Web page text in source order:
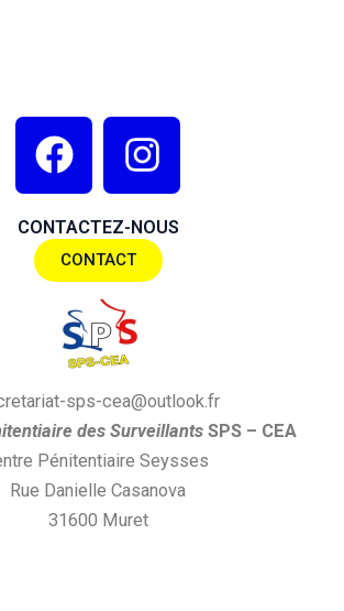
F
a
c
e
b
o
o
k
I
n
s
t
a
a
m
CONTACTEZ-NOUS
CONTACT
sps-cea@outlook.fr
des Surveillants SPS – CEA
Pénitentiaire Seysses
Rue Danielle Casanova
31600 Muret